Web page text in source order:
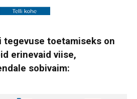
tegevuse toetamiseks on
erinevaid viise,
sobivaim: